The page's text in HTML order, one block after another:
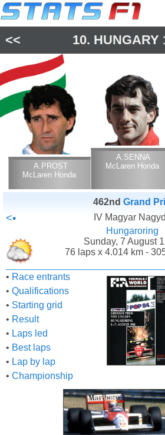
<< 10. HUNGARY
A.PROST
McLaren Honda
A.SENNA
McLaren Honda
462nd Grand
<• IV Magyar
Hungaroring
Sunday, 7 August
76 laps x 4.014 km -
• Race entrants
• Qualifications
• Starting grid
• Result
• Laps led
• Best laps
• Lap by lap
• Championship